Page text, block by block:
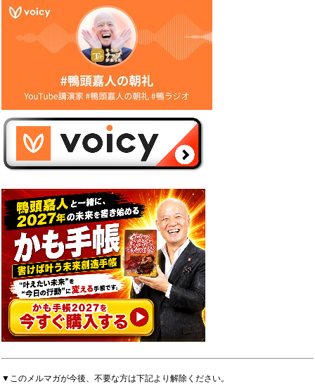
▼このメルマガが今後、不要な方は下記より解除ください。